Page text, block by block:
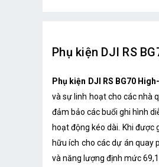
Phụ kiện DJI RS
Phụ kiện DJI RS BG70
và sự linh hoạt cho các nhà
đảm bảo các buổi ghi hình
hoạt động kéo dài. Khi được
hữu ích cho các dự án quay
và năng lượng định mức